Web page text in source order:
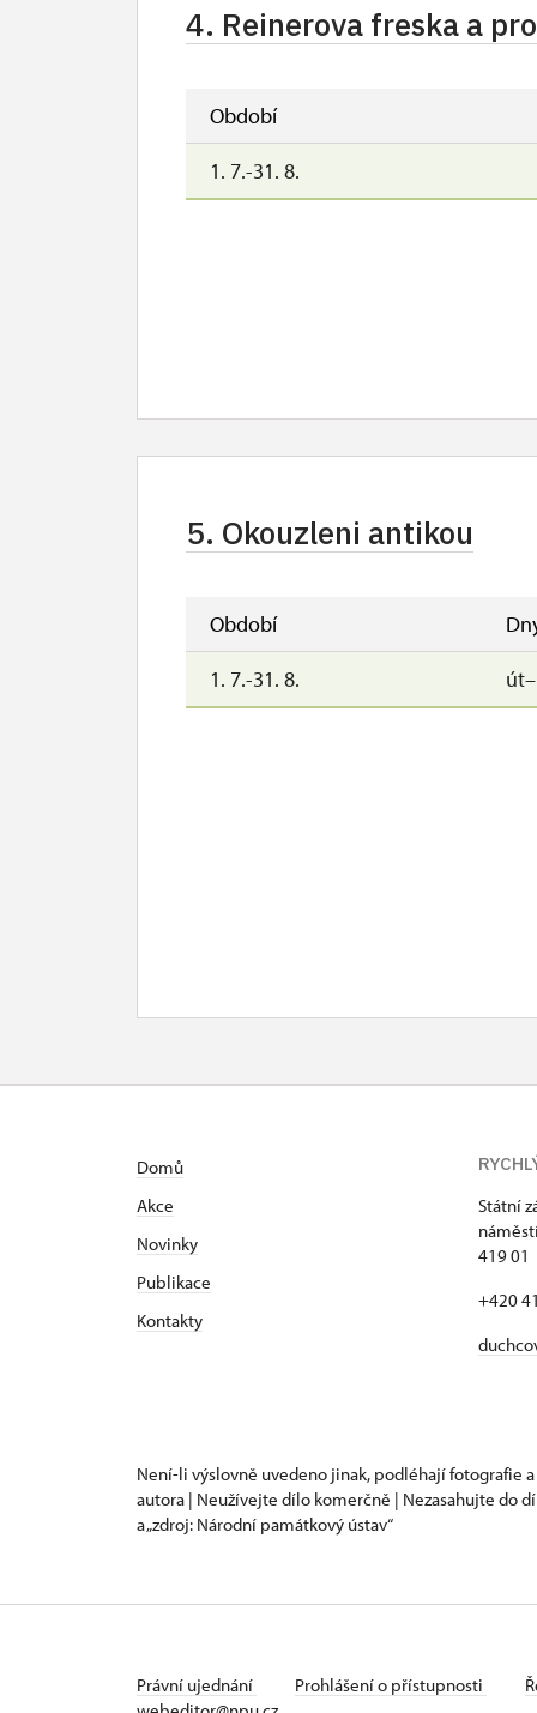
4. Reinerova freska a
Období
1. 7.-31. 8.
5. Okouzleni antikou
Období
1. 7.-31. 8.
Domů
Akce
Novinky
Publikace
Kontakty
Státní
419 01
+420
Není-li výslovně uvedeno jinak, podléhají fotografie
autora | Neužívejte dílo komerčně | Nezasahujte do
a „zdroj: Národní památkový ústav“
Právní ujednání Prohlášení o přístupnosti